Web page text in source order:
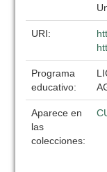
URI:
Programa
educativo:
Aparece en
las
colecciones: